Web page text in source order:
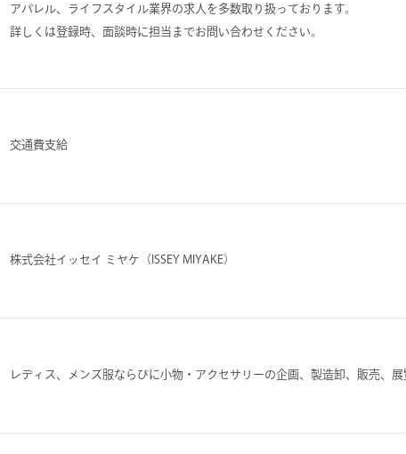
アパレル、ライフスタイル業界の求人を多数取り扱っております。
詳しくは登録時、面談時に担当までお問い合わせください。
交通費支給
株式会社イッセイ ミヤケ（ISSEY MIYAKE）
レディス、メンズ服ならびに小物・アクセサリーの企画、製造卸、販売、